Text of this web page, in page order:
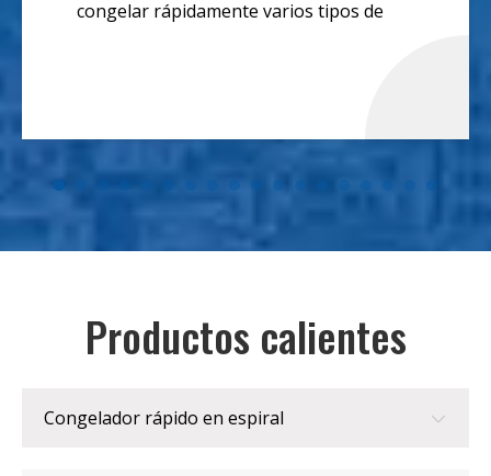
congelar rápidamente varios tipos de
Productos calientes
Congelador rápido en espiral